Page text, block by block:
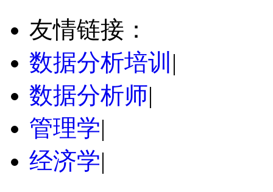
友情链接：
数据分析培训 |
数据分析师|
管理学|
经济学|